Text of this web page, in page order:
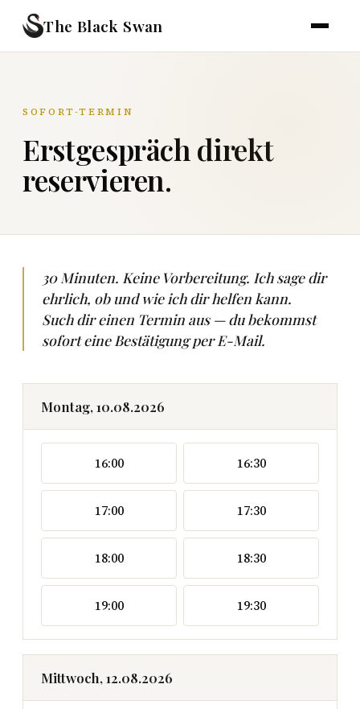
The Black Swan
SOFORT-TERMIN
Erstgespräch direkt
reservieren.
30 Minuten. Keine Vorbereitung. Ich sage dir
ehrlich, ob und wie ich dir helfen kann.
Such dir einen Termin aus — du bekommst
sofort eine Bestätigung per E-Mail.
Montag, 10.08.2026
16:00 16:30
17:00 17:30
18:00 18:30
19:00 19:30
Mittwoch, 12.08.2026